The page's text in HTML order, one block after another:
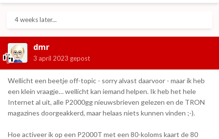
4 weeks later...
dmr
3 april 2023 gepost
Wellicht een beetje off-topic - sorry alvast daarvoor - maar ik heb
een klein vraagje… wellicht kan iemand helpen. Ik heb het hele
Internet al uit, alle P2000gg nieuwsbrieven gelezen en de TRON
magazines doorgeakkerd, maar helaas niets kunnen vinden ;-).
Hoe activeer ik op een P2000T met een 80-koloms kaart de 80